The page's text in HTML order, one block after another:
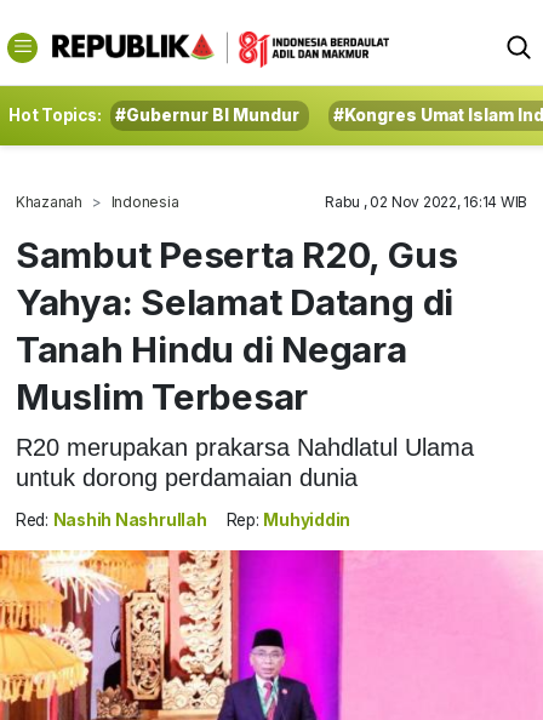
Hot Topics: #Gubernur BI Mundur #Kongres Umat Islam
Khazanah Indonesia Rabu , 02 Nov 2022, 16:14 WIB
Sambut Peserta R20, Gus
Yahya: Selamat Datang di
Tanah Hindu di Negara
Muslim Terbesar
R20 merupakan prakarsa Nahdlatul Ulama
untuk dorong perdamaian dunia
Red: Nashih Nashrullah Rep: Muhyiddin